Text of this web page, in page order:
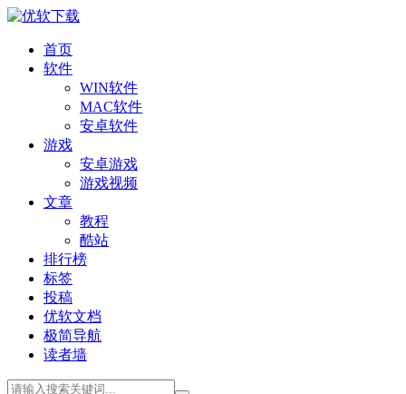
首页
软件
WIN软件
MAC软件
安卓软件
游戏
安卓游戏
游戏视频
文章
教程
酷站
排行榜
标签
投稿
优软文档
极简导航
读者墙